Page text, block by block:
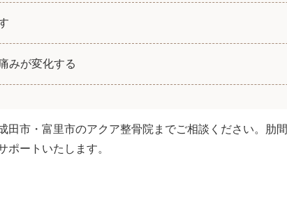
みが変化する
田市・富里市のアクア整骨院までご相談ください。肋
ポートいたします。